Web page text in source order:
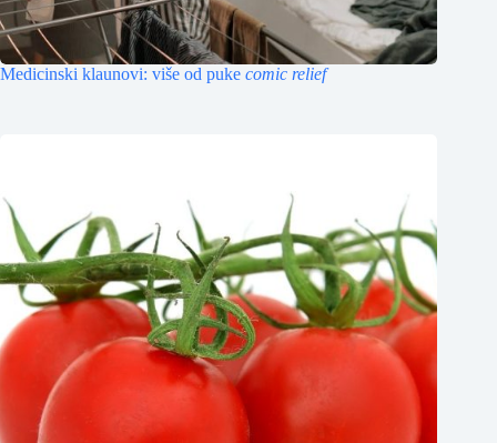
Medicinski klaunovi: više od puke comic relief